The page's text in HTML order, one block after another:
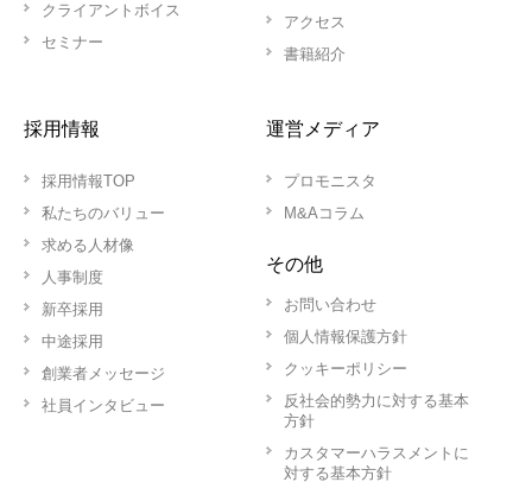
クライアントボイス
セミナー
アクセス
書籍紹介
採用情報
採用情報TOP
私たちのバリュー
求める人材像
人事制度
新卒採用
中途採用
創業者メッセージ
社員インタビュー
運営メディア
プロモニスタ
M&Aコラム
その他
お問い合わせ
個人情報保護方針
クッキーポリシー
反社会的勢力に対する基本
方針
カスタマーハラスメントに
対する基本方針